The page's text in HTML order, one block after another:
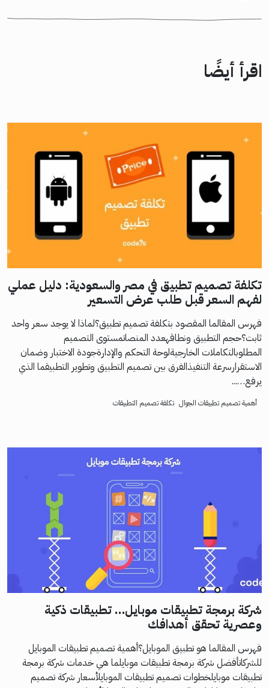
اقرأ أيضًا
تكلفة تصميم تطبيق في مصر والسعودية: دليل عملي
لفهم السعر قبل طلب عرض التسعير
فهرس المقالما المقصود بتكلفة تصميم تطبيق؟لماذا لا يوجد سعر واحد
ثابت؟حجم التطبيق ونطاقهعدد المنصاتمستوى التصميم
المطلوبالتكاملات الخارجيةلوحة التحكم والإدارةجودة الاختبار وضمان
الاستقرارسرعة التنفيذالفرق بين تصميم التطبيق وتطوير التطبيقما الذي
يرفع…...
أهمية تصميم تطبيقات الجوال تكلفة تصميم التطبيقات
شركة برمجة تطبيقات موبايل… تطبيقات ذكية
وعصرية تحقق أهدافك
فهرس المقالما هو تطبيق الموبايل؟أهمية تصميم تطبيقات الموبايل
للشركاتأفضل شركة برمجة تطبيقات موبايلما هي خدمات شركة برمجة
تطبيقات موبايلخطوات تصميم تطبيقات الموبايلأسعار شركة تصميم